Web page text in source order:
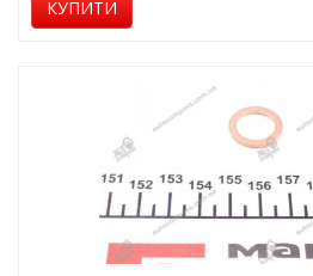
КУПИТИ